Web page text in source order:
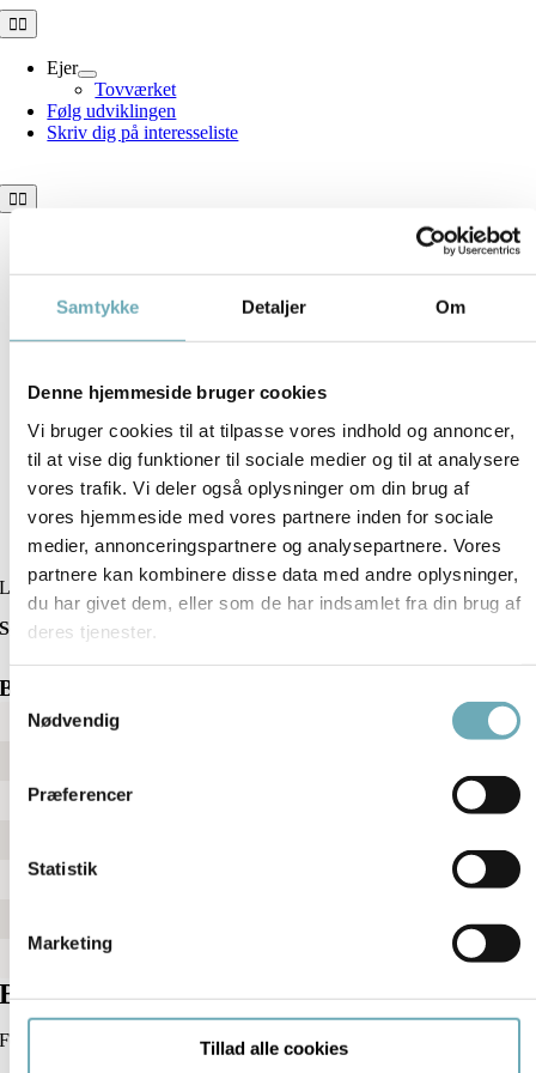
Samtykke Detaljer Om
Denne hjemmeside bruger cookies
Vi bruger cookies til at tilpasse vores indhold og annoncer,
til at vise dig funktioner til sociale medier og til at analysere
vores trafik. Vi deler også oplysninger om din brug af
vores hjemmeside med vores partnere inden for sociale
medier, annonceringspartnere og analysepartnere. Vores
partnere kan kombinere disse data med andre oplysninger,
du har givet dem, eller som de har indsamlet fra din brug af
deres tjenester.
Samtykkevalg
Nødvendig
Præferencer
Statistik
Marketing
Tillad alle cookies
Skip
to
content
Toggle
Navigation
Ejer
Tovværket
Følg udviklingen
Skriv dig på interesseliste
Toggle
Navigation
Brochure
Download plantegning
Download plantegning med mål
Ledig
Søndre Havnevej 8D St. mf
Boligfakta
Bolignr.
BBR m2
Lukket altan m2
Indflytningsdato
Bestil en fremvisning
For mere information og en personlig fremvisning kontakt xxx